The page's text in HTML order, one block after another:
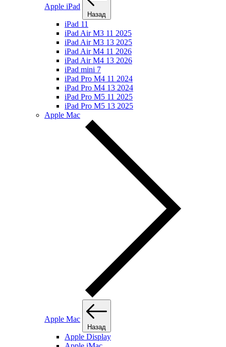
Apple iPad
Назад
iPad 11
iPad Air M3 11 2025
iPad Air M3 13 2025
iPad Air M4 11 2026
iPad Air M4 13 2026
iPad mini 7
iPad Pro M4 11 2024
iPad Pro M4 13 2024
iPad Pro M5 11 2025
iPad Pro M5 13 2025
Apple Mac
Apple Mac
Назад
Apple Display